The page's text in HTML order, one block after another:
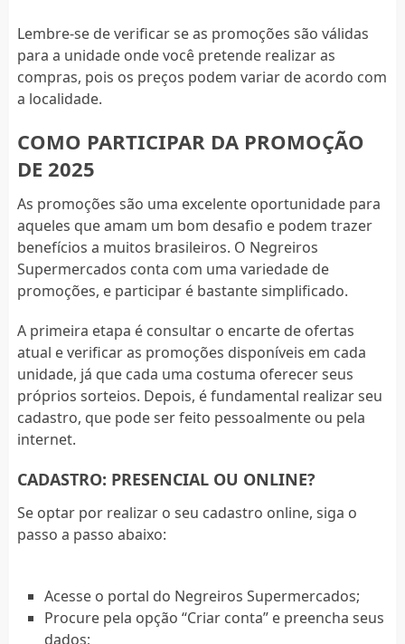
Lembre-se de verificar se as promoções são válidas
para a unidade onde você pretende realizar as
compras, pois os preços podem variar de acordo com
a localidade.
COMO PARTICIPAR DA PROMOÇÃO
DE 2025
As promoções são uma excelente oportunidade para
aqueles que amam um bom desafio e podem trazer
benefícios a muitos brasileiros. O Negreiros
Supermercados conta com uma variedade de
promoções, e participar é bastante simplificado.
A primeira etapa é consultar o encarte de ofertas
atual e verificar as promoções disponíveis em cada
unidade, já que cada uma costuma oferecer seus
próprios sorteios. Depois, é fundamental realizar seu
cadastro, que pode ser feito pessoalmente ou pela
internet.
CADASTRO: PRESENCIAL OU ONLINE?
Se optar por realizar o seu cadastro online, siga o
passo a passo abaixo:
Acesse o portal do Negreiros Supermercados;
Procure pela opção “Criar conta” e preencha seus
dados;